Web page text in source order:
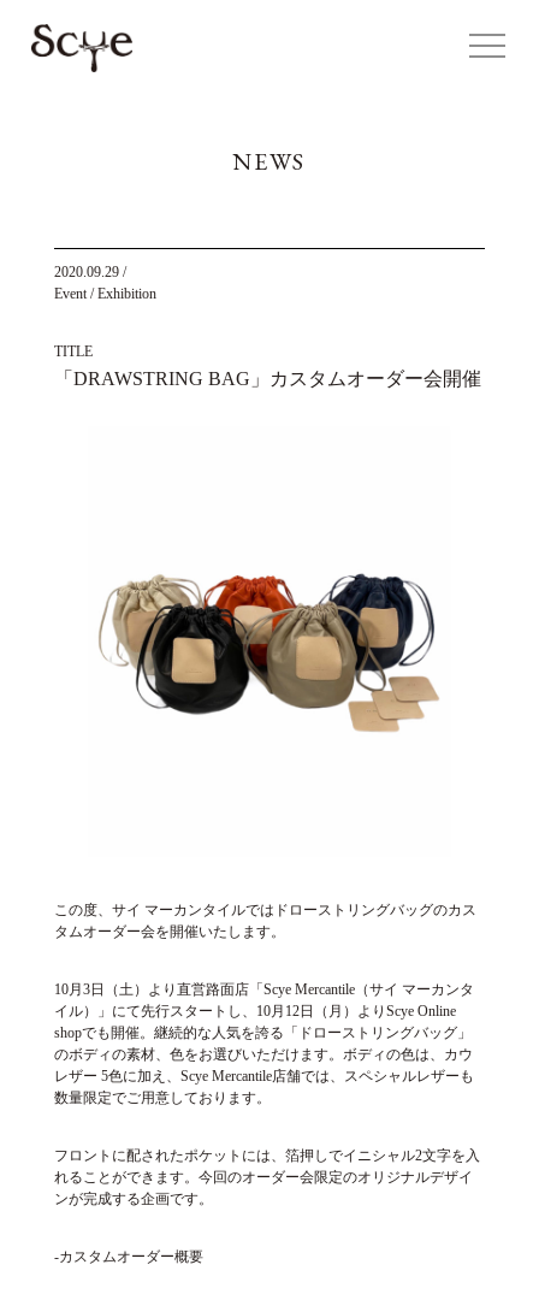
NEWS
2020.09.29/
Event / Exhibition
TITLE
「DRAWSTRING BAG」カスタムオーダー会開催
この度、サイ マーカンタイルではドローストリングバッグのカス
タムオーダー会を開催いたします。
10月3日（土）より直営路面店「Scye Mercantile（サイ マーカンタ
イル）」にて先行スタートし、10月12日（月）よりScye Online
shopでも開催。継続的な人気を誇る「ドローストリングバッグ」
のボディの素材、色をお選びいただけます。ボディの色は、カウ
レザー 5色に加え、Scye Mercantile店舗では、スペシャルレザーも
数量限定でご用意しております。
フロントに配されたポケットには、箔押しでイニシャル2文字を入
れることができます。今回のオーダー会限定のオリジナルデザイ
ンが完成する企画です。
-カスタムオーダー概要